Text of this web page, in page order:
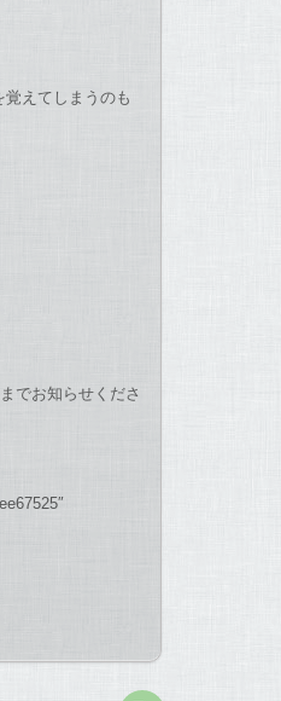
えてしまうのも
でお知らせくださ